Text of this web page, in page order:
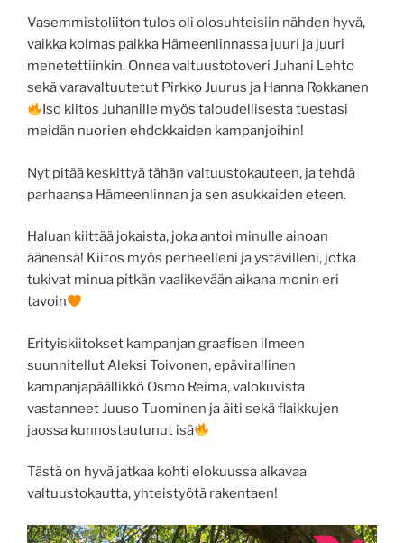
Vasemmistoliiton tulos oli olosuhteisiin nähden hyvä,
vaikka kolmas paikka Hämeenlinnassa juuri ja juuri
menetettiinkin. Onnea valtuustotoveri Juhani Lehto
sekä varavaltuutetut Pirkko Juurus ja Hanna Rokkanen
Iso kiitos Juhanille myös taloudellisesta tuestasi
meidän nuorien ehdokkaiden kampanjoihin!
Nyt pitää keskittyä tähän valtuustokauteen, ja tehdä
parhaansa Hämeenlinnan ja sen asukkaiden eteen.
Haluan kiittää jokaista, joka antoi minulle ainoan
äänensä! Kiitos myös perheelleni ja ystävilleni, jotka
tukivat minua pitkän vaalikevään aikana monin eri
tavoin
Erityiskiitokset kampanjan graafisen ilmeen
suunnitellut Aleksi Toivonen, epävirallinen
kampanjapäällikkö Osmo Reima, valokuvista
vastanneet Juuso Tuominen ja äiti sekä flaikkujen
jaossa kunnostautunut isä
Tästä on hyvä jatkaa kohti elokuussa alkavaa
valtuustokautta, yhteistyötä rakentaen!